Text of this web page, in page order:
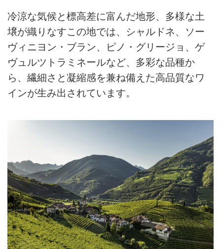
冷涼な気候と標高差に富んだ地形、多様な土
壌が織りなすこの地では、シャルドネ、ソー
ヴィニヨン・ブラン、ピノ・グリージョ、ゲ
ヴュルツトラミネールなど、多彩な品種か
ら、繊細さと凝縮感を兼ね備えた高品質なワ
インが生み出されています。